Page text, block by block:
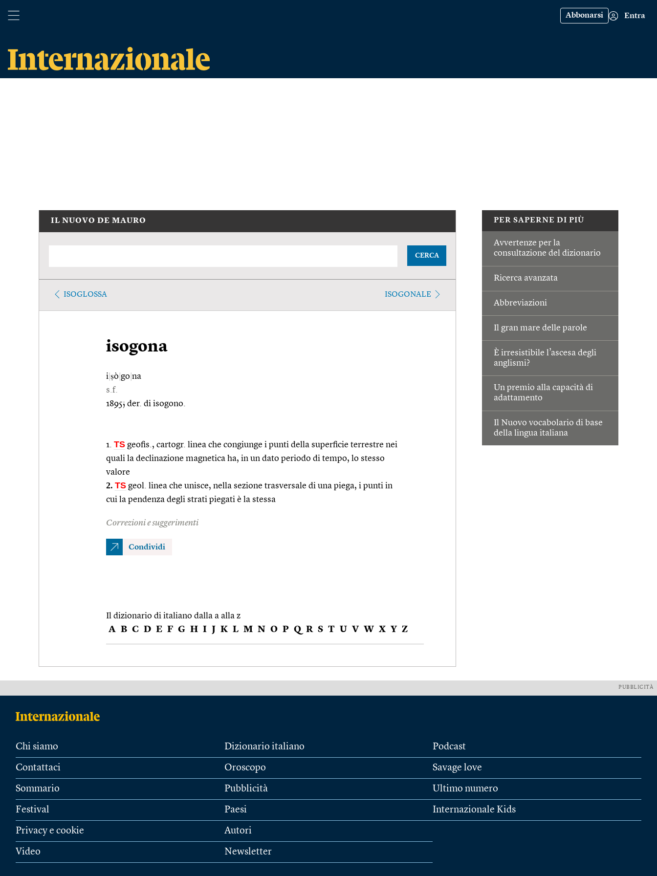
Abbonarsi Entra
PER SAPERNE DI PIÙ
Avvertenze per la
consultazione del dizionario
Ricerca avanzata
Abbreviazioni
Il gran mare delle parole
È irresistibile l’ascesa degli
anglismi?
Un premio alla capacità di
adattamento
Il Nuovo vocabolario di base
della lingua italiana
IL NUOVO DE MAURO
CERCA
ISOGLOSSA ISOGONALE
isogona
i ṣò go na
s.f.
1895; der. di isogono.
1. TS geofis., cartogr. linea che congiunge i punti della superficie terrestre nei
quali la declinazione magnetica ha, in un dato periodo di tempo, lo stesso
valore
2. TS geol. linea che unisce, nella sezione trasversale di una piega, i punti in
cui la pendenza degli strati piegati è la stessa
Correzioni e suggerimenti
Condividi
Il dizionario di italiano dalla a alla z
A B C D E F G H I J K L M N O P Q R S T U V W X Y Z
PUBBLICITÀ
Chi siamo
Contattaci
Sommario
Festival
Privacy e cookie
Video
Dizionario italiano
Oroscopo
Pubblicità
Paesi
Autori
Newsletter
Podcast
Savage love
Ultimo numero
Internazionale Kids